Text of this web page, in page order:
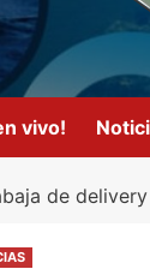
vivo!
de